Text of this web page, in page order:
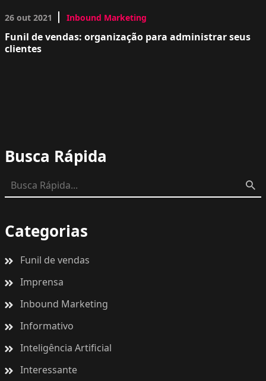
26 out 2021 Inbound Marketing
Funil de vendas: organização para administrar seus
clientes
Busca Rápida
Categorias
Funil de vendas
Imprensa
Inbound Marketing
Informativo
Inteligência Artificial
Interessante